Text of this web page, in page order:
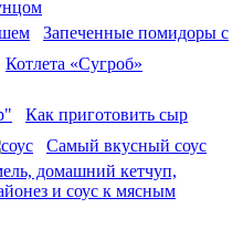
Запеченные помидоры с
Котлета «Сугроб»
Как приготовить сыр
Самый вкусный соус
домашний кетчуп,
и соус к мясным